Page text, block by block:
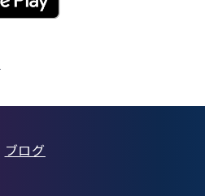
ブログ